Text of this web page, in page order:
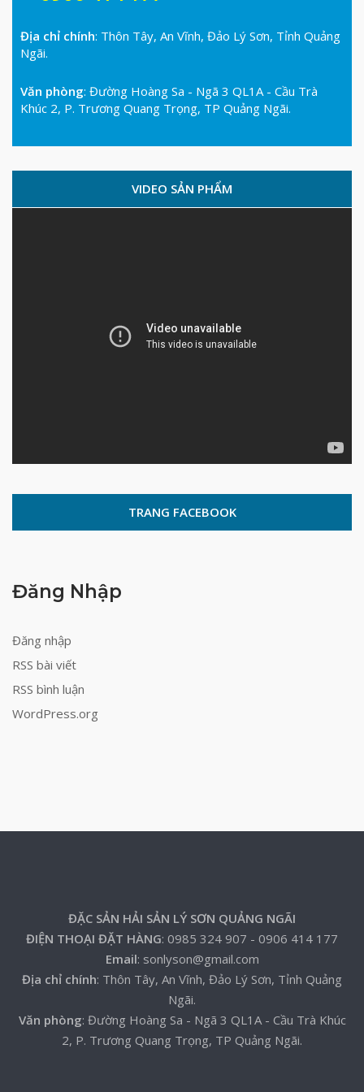
Địa chỉ chính: Thôn Tây, An Vĩnh, Đảo Lý Sơn, Tỉnh Quảng
Ngãi.
Văn phòng: Đường Hoàng Sa - Ngã 3 QL1A - Cầu Trà
Khúc 2, P. Trương Quang Trọng, TP Quảng Ngãi.
VIDEO SẢN PHẨM
TRANG FACEBOOK
Đăng Nhập
Đăng nhập
RSS bài viết
RSS bình luận
WordPress.org
ĐẶC SẢN HẢI SẢN LÝ SƠN QUẢNG NGÃI
ĐIỆN THOẠI ĐẶT HÀNG: 0985 324 907 - 0906 414 177
Email: sonlyson@gmail.com
Địa chỉ chính: Thôn Tây, An Vĩnh, Đảo Lý Sơn, Tỉnh Quảng
Ngãi.
Văn phòng: Đường Hoàng Sa - Ngã 3 QL1A - Cầu Trà Khúc
2, P. Trương Quang Trọng, TP Quảng Ngãi.